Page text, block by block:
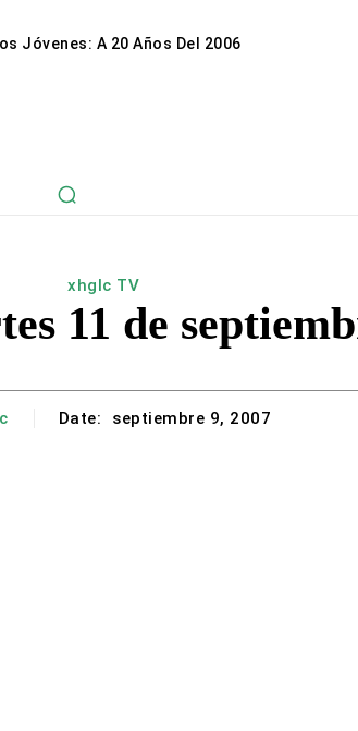
Jóvenes: A 20 Años Del 2006
xhglc TV
11 de
Date: septiembre 9, 2007